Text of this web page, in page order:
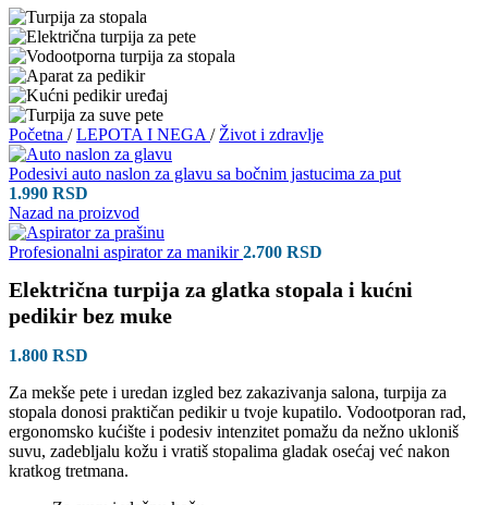
Početna / LEPOTA I NEGA / Život i zdravlje
Podesivi auto naslon za glavu sa bočnim jastucima za put
1.990 RSD
Nazad na proizvod
Profesionalni aspirator za manikir2.700 RSD
Električna turpija za glatka stopala i kućni
pedikir bez muke
1.800 RSD
Za mekše pete i uredan izgled bez zakazivanja salona, turpija za
stopala donosi praktičan pedikir u tvoje kupatilo. Vodootporan rad,
ergonomsko kućište i podesiv intenzitet pomažu da nežno ukloniš
suvu, zadebljalu kožu i vratiš stopalima gladak osećaj već nakon
kratkog tretmana.